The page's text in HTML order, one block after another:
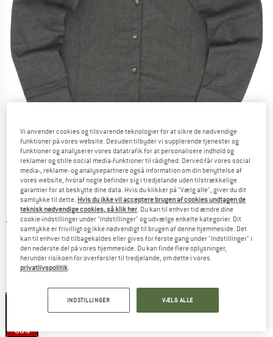
Detaljevisning
Original pris :
89,95€
Pris:
35,98€ inkl. moms.
KR268,97
plus ForsendelsesomkostningerOplysninger om
Anthracite Melange
60%
Vi anvender cookies og tilsvarende teknologier for at sikre de nødvendige
funktioner på vores website. Desuden tilbyder vi supplerende tjenester og
funktioner og analyserer vores datatrafik for at personalisere indhold og
reklamer og stille social media-funktioner til rådighed. Derved får vores social
media-, reklame- og analysepartnere også information om din benyttelse af
vores website, hvoraf nogle befinder sig i tredjelande uden tilstrækkelige
garantier for at beskytte dine data. Hvis du klikker på "Vælg alle", giver du dit
samtykke til dette. Hvis du ikke vil acceptere brugen af cookies undtagen de
teknisk nødvendige cookies, så klik her. Du kan til enhver tid ændre dine
cookie-indstillinger under "Indstillinger" og udvælge enkelte kategorier. Dit
samtykke er frivilligt og ikke nødvendigt til brugen af denne hjemmeside. Det
kan til enhver tid tilbagekaldes eller gives for første gang under "Indstillinger" i
den nederste del på vores hjemmeside. Du kan finde flere oplysninger,
herunder risikoen for overførsler til tredjelande, om dette i vores
privatlivspolitik.
INDSTILLINGER VÆLG ALLE